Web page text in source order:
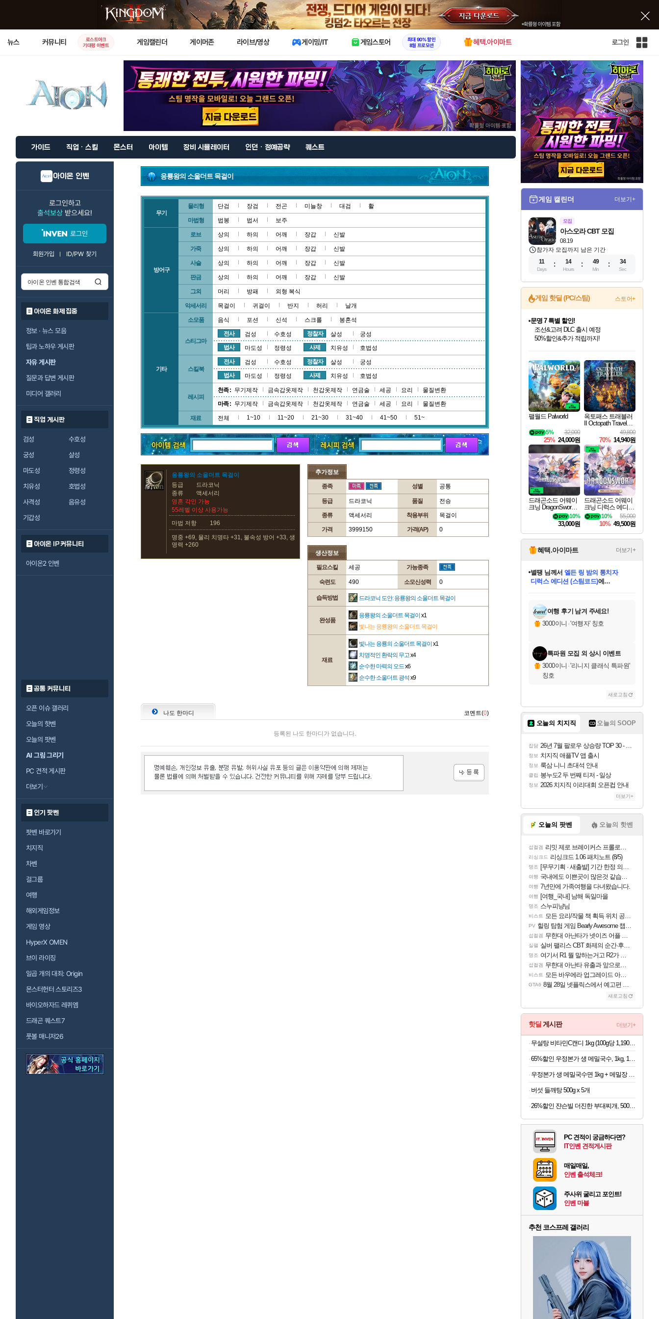
X
뉴스 커뮤니티
로스트아크
기대평 이벤트
게임캘린더 게이머존 라이브/영상 게이밍/IT 게임스토어
최대 90% 할인
8월 프로모션
혜택.아이마트 로그인
인
전
이
트
맵
가이드 직업 · 스킬 몬스터 아이템 장비 시뮬레이터 인던 · 정예공략 퀘스트
아이온 인벤
로그인하고
출석보상 받으세요!
로그인
회원가입 ID/PW 찾기
아이온 화제 집중
정보 · 뉴스 모음
팁과 노하우 게시판
자유 게시판
질문과 답변 게시판
미디어 갤러리
직업 게시판
검성
수호성
궁성
살성
마도성
정령성
치유성
호법성
사격성
음유성
기갑성
아이온 IP 커뮤니티
아이온2 인벤
공통 커뮤니티
오픈 이슈 갤러리
오늘의 핫벤
오늘의 팟벤
AI 그림 그리기
PC 견적 게시판
더보기
인기 팟벤
팟벤 바로가기
치지직
차벤
걸그룹
여행
해외게임정보
게임 영상
HyperX OMEN
브이 라이징
일곱 개의 대죄: Origin
몬스터헌터 스토리즈3
바이오하자드 레퀴엠
드래곤 퀘스트7
풋볼 매니저26
응룡왕의 소울더트 목걸이
무기
물리형 단검 장검 전곤 미늘창 대검 활
마법형 법봉 법서 보주
방어구
로브 상의 하의 어깨 장갑 신발
가죽 상의 하의 어깨 장갑 신발
사슬 상의 하의 어깨 장갑 신발
판금 상의 하의 어깨 장갑 신발
그외 머리 방패 외형 복식
악세서리 목걸이 귀걸이 반지 허리 날개
기타
소모품 음식 포션 신석 스크롤 봉혼석
스티그마
전사 검성 수호성 정찰자 살성
궁성
법사
마도성 정령성 사제 치유성 호법성
스킬북
전사 검성 수호성 정찰자 살성
궁성
법사
마도성 정령성 사제 치유성 호법성
레시피
천족 : 무기제작 금속갑옷제작 천갑옷제작 연금술 세공 요리
물질변환
마족 : 무기제작 금속갑옷제작 천갑옷제작 연금술 세공 요리 물질변환
재료 전체 1~10 11~20 21~30 31~40 41~50 51~
응룡왕의 소울더트 목걸이
등급
드라코닉
종류
액세서리
영혼 각인 가능
55레벨 이상 사용가능
마법 저항
196
명중 +69, 물리 치명타 +31, 불속성 방어 +33, 생
명력 +260
추가정보
종족 성별 공통
등급 드라코닉 품질 전승
종류 액세서리 착용부위 목걸이
가격 3999150 가격(AP) 0
생산정보
필요스킬 세공 가능종족
숙련도 490 소모신성력 0
습득방법 드라코닉 도안: 응룡왕의 소울더트 목걸이
완성품
응룡왕의 소울더트 목걸이 x1
빛나는 응룡왕의 소울더트 목걸이
재료
빛나는 응룡의 소울더트 목걸이 x1
치명적인 환락의 무고x4
순수한 마력의 오드x6
순수한 소울더트 광석 x9
나도 한마디 코멘트(0)
등록된 나도 한마디가 없습니다.
게임 캘린더 더보기+
모집
08.19
아스오라 CBT 모집
참가자 모집까지 남은 기간
11
Days
14
Hours
49
Min
33
Sec
게임 핫딜 (PC/스팀) 스토어+
최대 90% 할인가를 만나보세요!
네이버혜택과 함께 만나보세요!
문명 7 특별 할인!
조선&고려 DLC 출시 예정
50%할인&추가 적립까지!
네이버 포인트 혜택까지!
이니&베니 혜택까지!
네이버 혜택가와 함께 예약하세요!
할인&네이버혜택으로 만나보세요!
네이버페이 혜택과 만나보세요!
40주년 프로모션으로 만나보세요!
할인가에 만나보세요!
일부 에디션 상시 할인!
혜택으로 예약 판매 중
편안하게 충전하세요
팰월드 Palworld
32,000
5%
25% 24,000원
옥토패스 트래블러
II Octopath Traveler I
49,800
70% 14,940원
드래곤소드 어웨이
크닝 DragonSword A
10%
33,000원
드래곤소드 어웨이
크닝 디럭스 에디션
DragonSword Awake
ning Deluxe Edition
55,000
10%
10% 49,500원
혜택.아이마트 더보기+
교환.
별땡 님께서 엘든 링 밤의 통치자
디럭스 에디션 (스팀코드)에
당첨되셨습니다.
당첨되셨습니다.
당첨되셨습니다.
당첨되셨습니다.
당첨되셨습니다.
당첨되셨습니다.
에디션 (스팀코드) 를 교환.
당첨되셨습니다.
여행 후기 남겨 주세요!
3000이니 ·'여행자' 칭호
특파원 모집 외 상시 이벤트
3000이니 ·'리니지 클래식 특파원'
칭호
새로고침
오늘의 치지직 오늘의 SOOP
잡담 26년 7월 팔로우 상승량 TOP 30 - 월간 치지직
정보 치지직 애플TV 앱 출시
정보 룩삼 니니 초대석 안내
클립 봉누도2 두 번째 티저 - 일상
정보 2026 치지직 이리대회 오픈컵 안내
더보기+
오늘의 팟벤 오늘의 핫벤
섭컬겜 리밋 제로 브레이커스 프롤로그 테스트 후기 영상 업로드
리싱크드 리싱크드 1.06 패치노트 (8/5)
명조 [무무기획 · 새출발] 기간 한정 의뢰 이벤트
여행 국내에도 이쁜곳이 많은것 같습니다
여행 7년만에 가족여행을 다녀왔습니다.
여행 [여행_국내] 남해 독일마을
명조 스누피냥님
비스트 모든 요리/작물 책 획득 위치 공략 (36개) - 미식가 도전과제
PV 힐링 탐험 게임 Bearly Awesome 챕터 1 트레일러
섭컬겜 무한대 아난타가 넷이즈 어플 달력에 일정 등록
실팰 실버 팰리스 CBT 화제의 순간·후기 모음
명조 여기서 R1 뭘 말하는거고 R2가 뭘말하는걸까요?
섭컬겜 무한대 아난타 유출과 앞으로의 예상 (루머)
비스트 모든 바우에라 업그레이드 아이템 획득 위치 공략 (89개)
GTA6 8월 28일 넷플릭스에서 예고편 공개 예정
새로고침
핫딜 게시판 더보기+
무설탕 비타민C캔디 1kg (100g당 1,190원)
버섯 들깨탕 500g x 5개
26%할인 쟌슨빌 더진한 부대찌개, 500g, 3개
PC 견적이 궁금하다면?
IT인벤 견적게시판
매일매일,
인벤 출석체크!
주사위 굴리고 포인트!
인벤 마블
추천 코스프레 갤러리